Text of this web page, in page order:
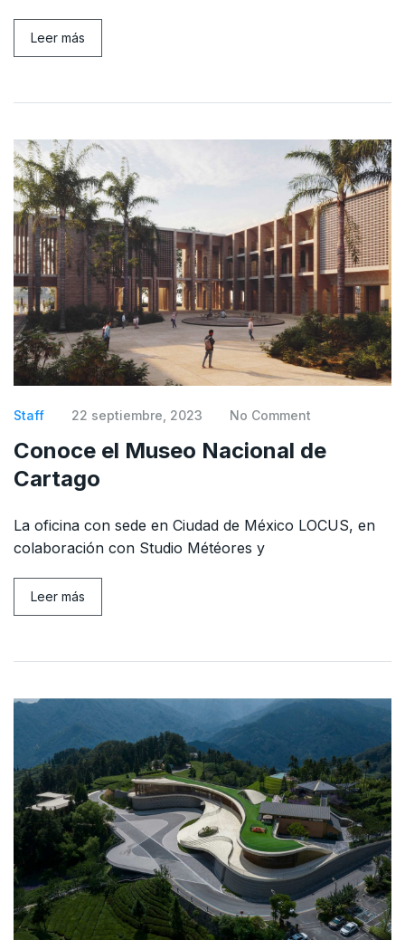
Leer más
Staff 22 septiembre, 2023 No Comment
Conoce el Museo Nacional de
Cartago
La oficina con sede en Ciudad de México LOCUS, en
colaboración con Studio Météores y
Leer más